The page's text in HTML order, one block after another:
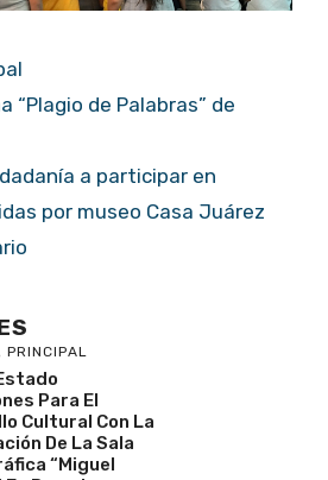
“Plagio de Palabras” de
a participar en
por museo Casa Juárez
PRINCIPAL
Para El
Cultural Con La
De La Sala
“Miguel